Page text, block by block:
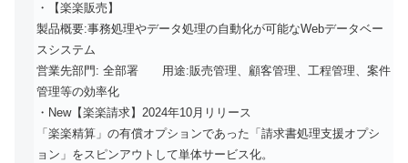
・【楽楽販売】
製品概要:事務処理やデータ処理の自動化が可能なWebデータベー
スシステム
営業先部門: 全部署 用途:販売管理、顧客管理、工程管理、案件
管理等の効率化
・New【楽楽請求】2024年10月リリース
「楽楽精算」の有償オプションであった「請求書処理支援オプシ
ョン」をスピンアウトして単体サービス化。